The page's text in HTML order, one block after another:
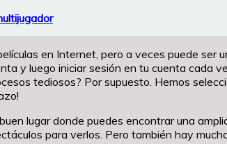
en Internet, pero a veces puede
y luego iniciar sesión en tu cuenta cada
tediosos? Por supuesto. Hemos
lugar donde puedes encontrar una
para verlos. Pero también hay